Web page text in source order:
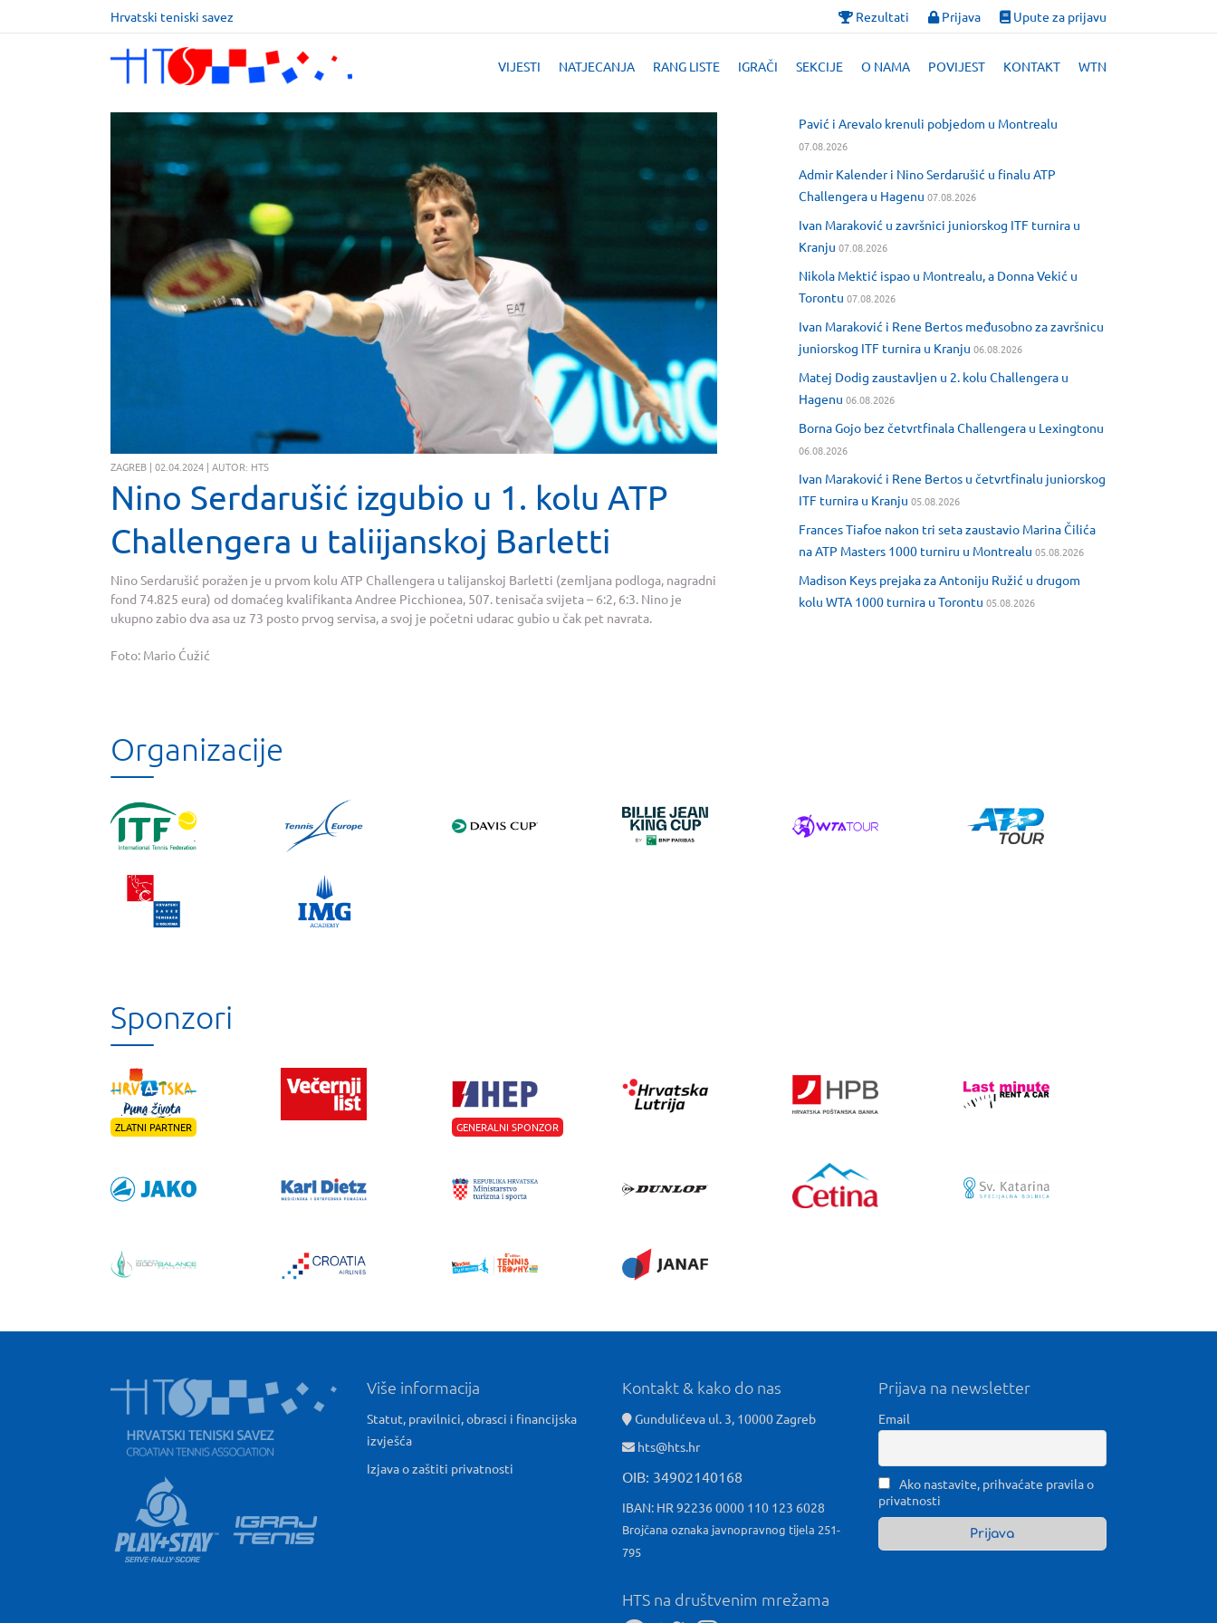
Hrvatski teniski savez Rezultati Prijava Upute za prijavu
VIJESTI NATJECANJA RANG LISTE IGRAČI SEKCIJE O NAMA POVIJEST KONTAKT WTN
ZAGREB | 02.04.2024 | AUTOR: HTS
Nino Serdarušić izgubio u 1. kolu ATP
Challengera u taliijanskoj Barletti
Nino Serdarušić poražen je u prvom kolu ATP Challengera u talijanskoj Barletti (zemljana podloga, nagradni
fond 74.825 eura) od domaćeg kvalifikanta Andree Picchionea, 507. tenisača svijeta – 6:2, 6:3. Nino je
ukupno zabio dva asa uz 73 posto prvog servisa, a svoj je početni udarac gubio u čak pet navrata.
Foto: Mario Ćužić
Pavić i Arevalo krenuli pobjedom u Montrealu
07.08.2026
Admir Kalender i Nino Serdarušić u finalu ATP
Challengera u Hagenu 07.08.2026
Ivan Maraković u završnici juniorskog ITF turnira u
Kranju 07.08.2026
Nikola Mektić ispao u Montrealu, a Donna Vekić u
Torontu 07.08.2026
Ivan Maraković i Rene Bertos međusobno za završnicu
juniorskog ITF turnira u Kranju 06.08.2026
Matej Dodig zaustavljen u 2. kolu Challengera u
Hagenu 06.08.2026
Borna Gojo bez četvrtfinala Challengera u Lexingtonu
06.08.2026
Ivan Maraković i Rene Bertos u četvrtfinalu juniorskog
ITF turnira u Kranju 05.08.2026
Frances Tiafoe nakon tri seta zaustavio Marina Čilića
na ATP Masters 1000 turniru u Montrealu 05.08.2026
Madison Keys prejaka za Antoniju Ružić u drugom
kolu WTA 1000 turnira u Torontu 05.08.2026
Organizacije
Sponzori
ZLATNI PARTNER GENERALNI SPONZOR
Više informacija
Statut, pravilnici, obrasci i financijska
izvješća
Izjava o zaštiti privatnosti
Kontakt & kako do nas
Gundulićeva ul. 3, 10000 Zagreb
hts@hts.hr
OIB: 34902140168
IBAN: HR 92236 0000 110 123 6028
Brojčana oznaka javnopravnog tijela 251-
795
HTS na društvenim mrežama
Prijava na newsletter
Email
Ako nastavite, prihvaćate pravila o
privatnosti